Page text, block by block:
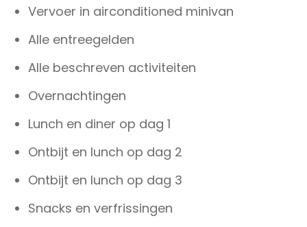
Vervoer in airconditioned minivan
Alle entreegelden
Alle beschreven activiteiten
Overnachtingen
Lunch en diner op dag 1
Ontbijt en lunch op dag 2
Ontbijt en lunch op dag 3
Snacks en verfrissingen